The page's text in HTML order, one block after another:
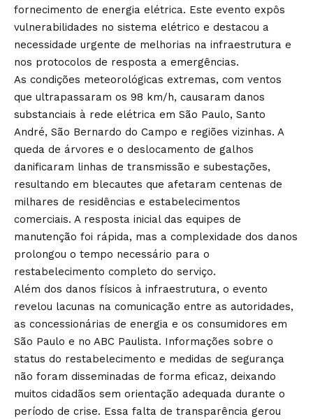
fornecimento de energia elétrica. Este evento expôs
vulnerabilidades no sistema elétrico e destacou a
necessidade urgente de melhorias na infraestrutura e
nos protocolos de resposta a emergências.
As condições meteorológicas extremas, com ventos
que ultrapassaram os 98 km/h, causaram danos
substanciais à rede elétrica em São Paulo, Santo
André, São Bernardo do Campo e regiões vizinhas. A
queda de árvores e o deslocamento de galhos
danificaram linhas de transmissão e subestações,
resultando em blecautes que afetaram centenas de
milhares de residências e estabelecimentos
comerciais. A resposta inicial das equipes de
manutenção foi rápida, mas a complexidade dos danos
prolongou o tempo necessário para o
restabelecimento completo do serviço.
Além dos danos físicos à infraestrutura, o evento
revelou lacunas na comunicação entre as autoridades,
as concessionárias de energia e os consumidores em
São Paulo e no ABC Paulista. Informações sobre o
status do restabelecimento e medidas de segurança
não foram disseminadas de forma eficaz, deixando
muitos cidadãos sem orientação adequada durante o
período de crise. Essa falta de transparência gerou